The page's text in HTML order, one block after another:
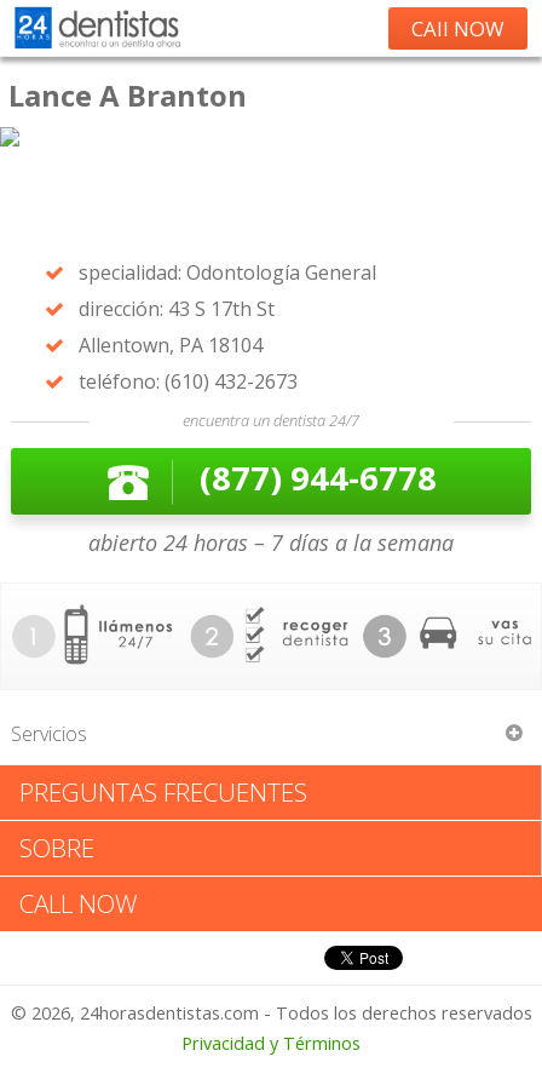
CAll NOW
Lance A Branton
specialidad: Odontología General
dirección: 43 S 17th St
Allentown, PA 18104
teléfono: (610) 432-2673
encuentra un dentista 24/7
(877) 944-6778
abierto 24 horas – 7 días a la semana
Servicios
Lance A Branton
Lance A Branton: Califica tu
Experiencia
1 – No Feliz
PREGUNTAS FRECUENTES
SOBRE
CALL NOW
© 2026, 24horasdentistas.com - Todos los derechos reservados
Privacidad y Términos